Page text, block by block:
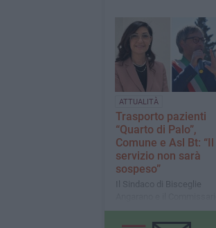
ATTUALITÀ
Trasporto pazienti
“Quarto di Palo”,
Comune e Asl Bt: “Il
servizio non sarà
sospeso”
Il Sindaco di Bisceglie
Straordinario della Asl Bt,
Dimatteo, tranquillizzano le